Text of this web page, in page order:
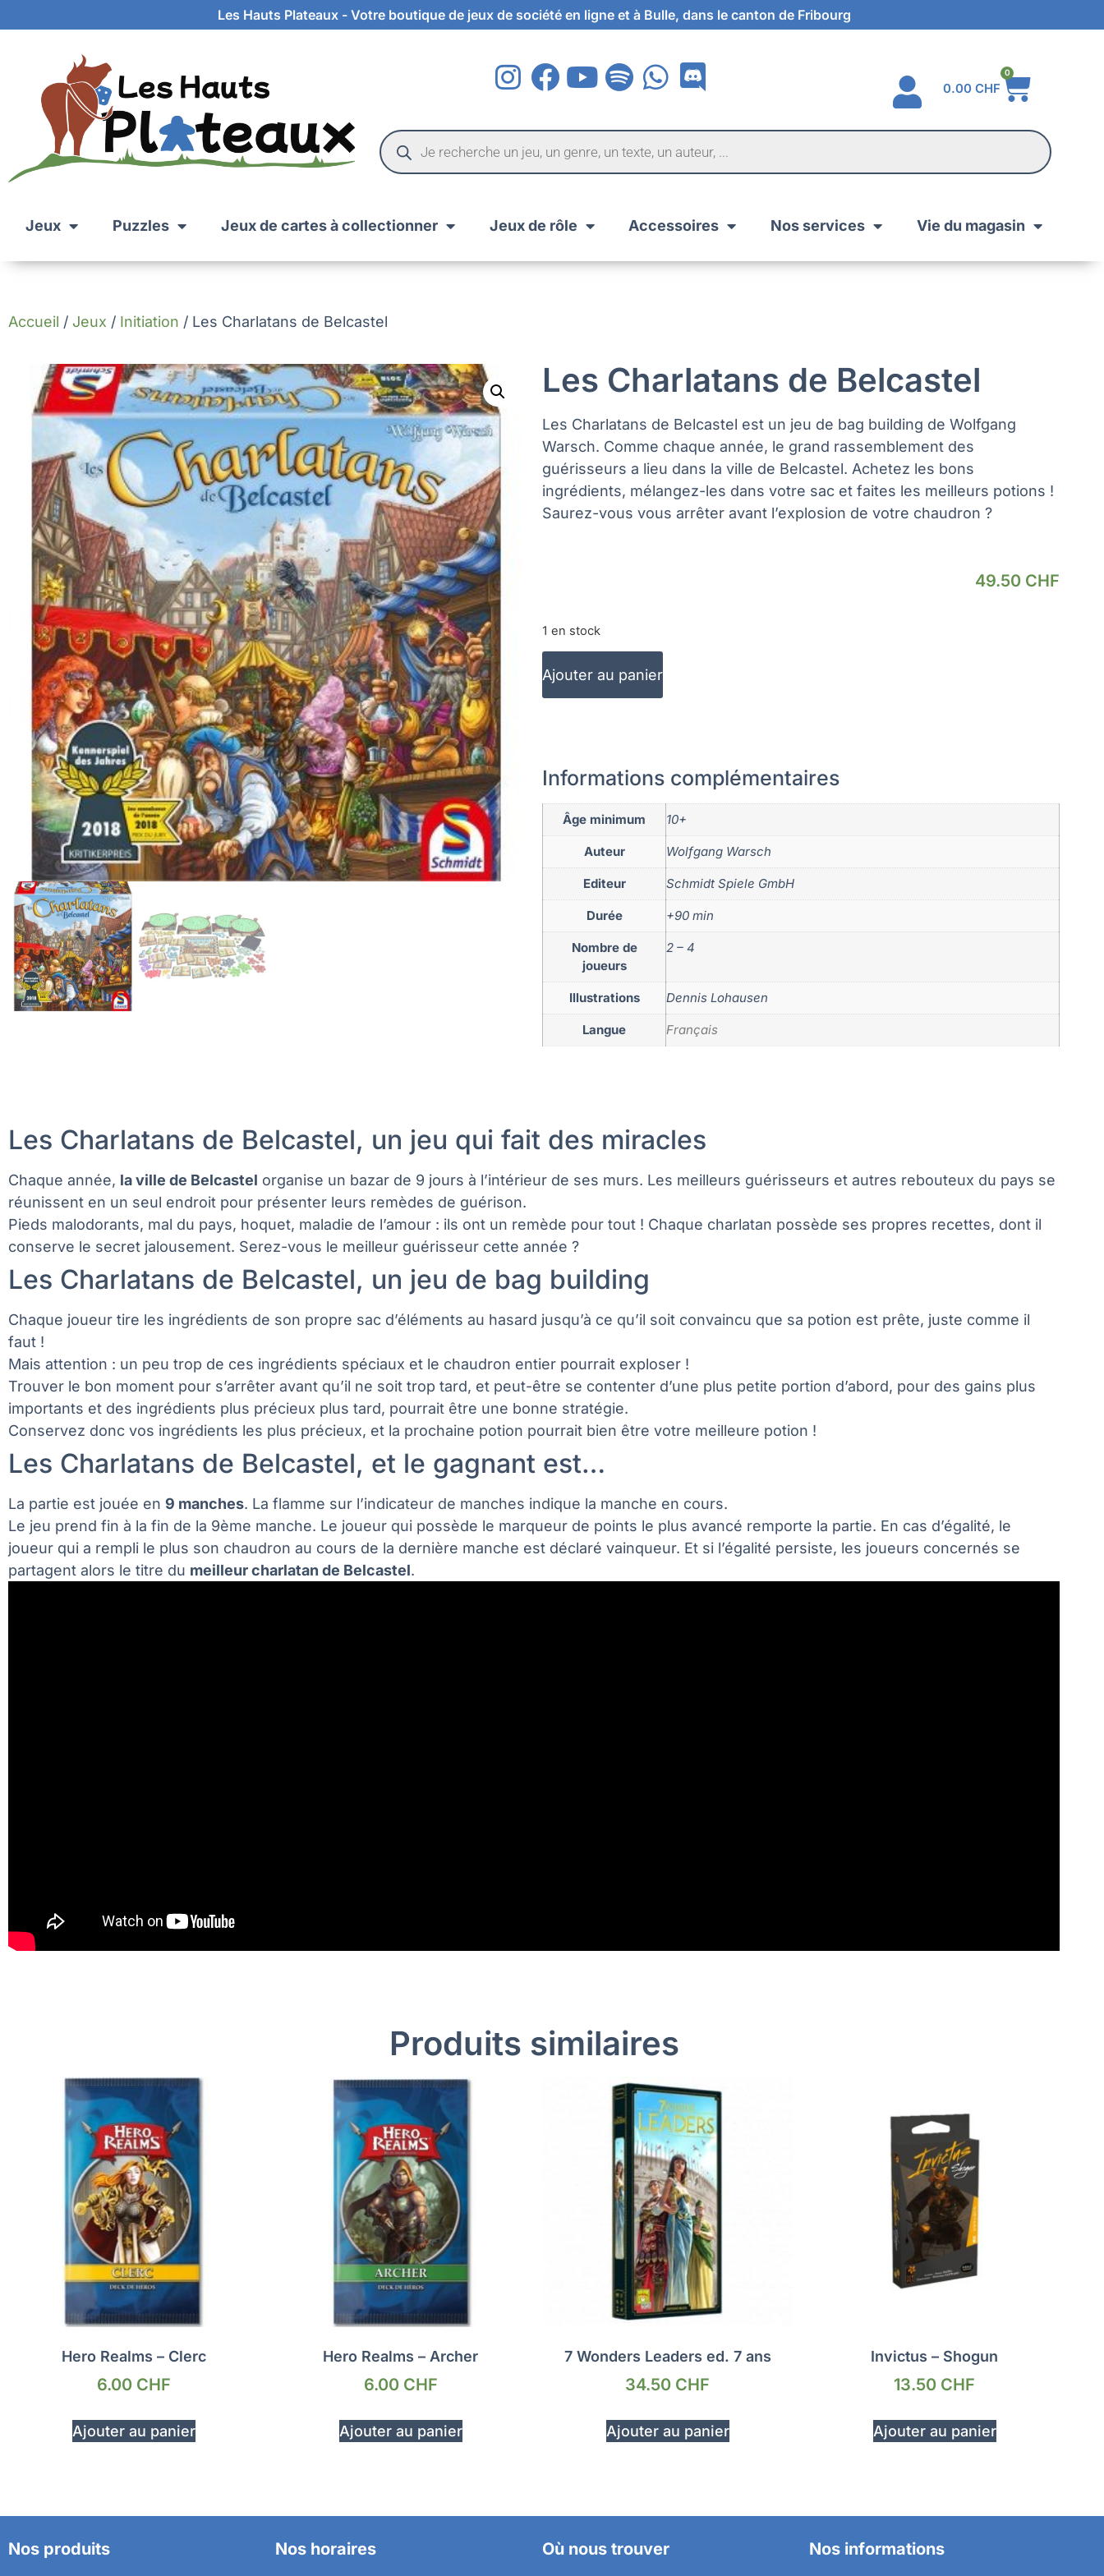
Les Hauts Plateaux - Votre boutique de jeux de société en ligne et à Bulle, dans le canton de Fribourg
0.00 CHF
0
Jeux Puzzles Jeux de cartes à collectionner Jeux de rôle Accessoires Nos services Vie du magasin
Accueil / Jeux / Initiation / Les Charlatans de Belcastel
Les Charlatans de Belcastel
Les Charlatans de Belcastel est un jeu de bag building de Wolfgang
Warsch. Comme chaque année, le grand rassemblement des
guérisseurs a lieu dans la ville de Belcastel. Achetez les bons
ingrédients, mélangez-les dans votre sac et faites les meilleurs potions !
Saurez-vous vous arrêter avant l’explosion de votre chaudron ?
49.50 CHF
1 en stock
Ajouter au panier
Informations complémentaires
Âge minimum 10+
Auteur Wolfgang Warsch
Editeur Schmidt Spiele GmbH
Durée +90 min
Nombre de
joueurs
2 – 4
Illustrations Dennis Lohausen
Langue Français
Les Charlatans de Belcastel, un jeu qui fait des miracles
Chaque année, la ville de Belcastel organise un bazar de 9 jours à l’intérieur de ses murs. Les meilleurs guérisseurs et autres rebouteux du pays se
réunissent en un seul endroit pour présenter leurs remèdes de guérison.
Pieds malodorants, mal du pays, hoquet, maladie de l’amour : ils ont un remède pour tout ! Chaque charlatan possède ses propres recettes, dont il
conserve le secret jalousement. Serez-vous le meilleur guérisseur cette année ?
Les Charlatans de Belcastel, un jeu de bag building
Chaque joueur tire les ingrédients de son propre sac d’éléments au hasard jusqu’à ce qu’il soit convaincu que sa potion est prête, juste comme il
faut !
Mais attention : un peu trop de ces ingrédients spéciaux et le chaudron entier pourrait exploser !
Trouver le bon moment pour s’arrêter avant qu’il ne soit trop tard, et peut-être se contenter d’une plus petite portion d’abord, pour des gains plus
importants et des ingrédients plus précieux plus tard, pourrait être une bonne stratégie.
Conservez donc vos ingrédients les plus précieux, et la prochaine potion pourrait bien être votre meilleure potion !
Les Charlatans de Belcastel, et le gagnant est…
La partie est jouée en 9 manches. La flamme sur l’indicateur de manches indique la manche en cours.
Le jeu prend fin à la fin de la 9ème manche. Le joueur qui possède le marqueur de points le plus avancé remporte la partie. En cas d’égalité, le
joueur qui a rempli le plus son chaudron au cours de la dernière manche est déclaré vainqueur. Et si l’égalité persiste, les joueurs concernés se
partagent alors le titre du meilleur charlatan de Belcastel.
Produits similaires
Hero Realms – Clerc
6.00 CHF
Ajouter au panier
Hero Realms – Archer
6.00 CHF
Ajouter au panier
7 Wonders Leaders ed. 7 ans
34.50 CHF
Ajouter au panier
Invictus – Shogun
13.50 CHF
Ajouter au panier
Nos produits Nos horaires Où nous trouver Nos informations